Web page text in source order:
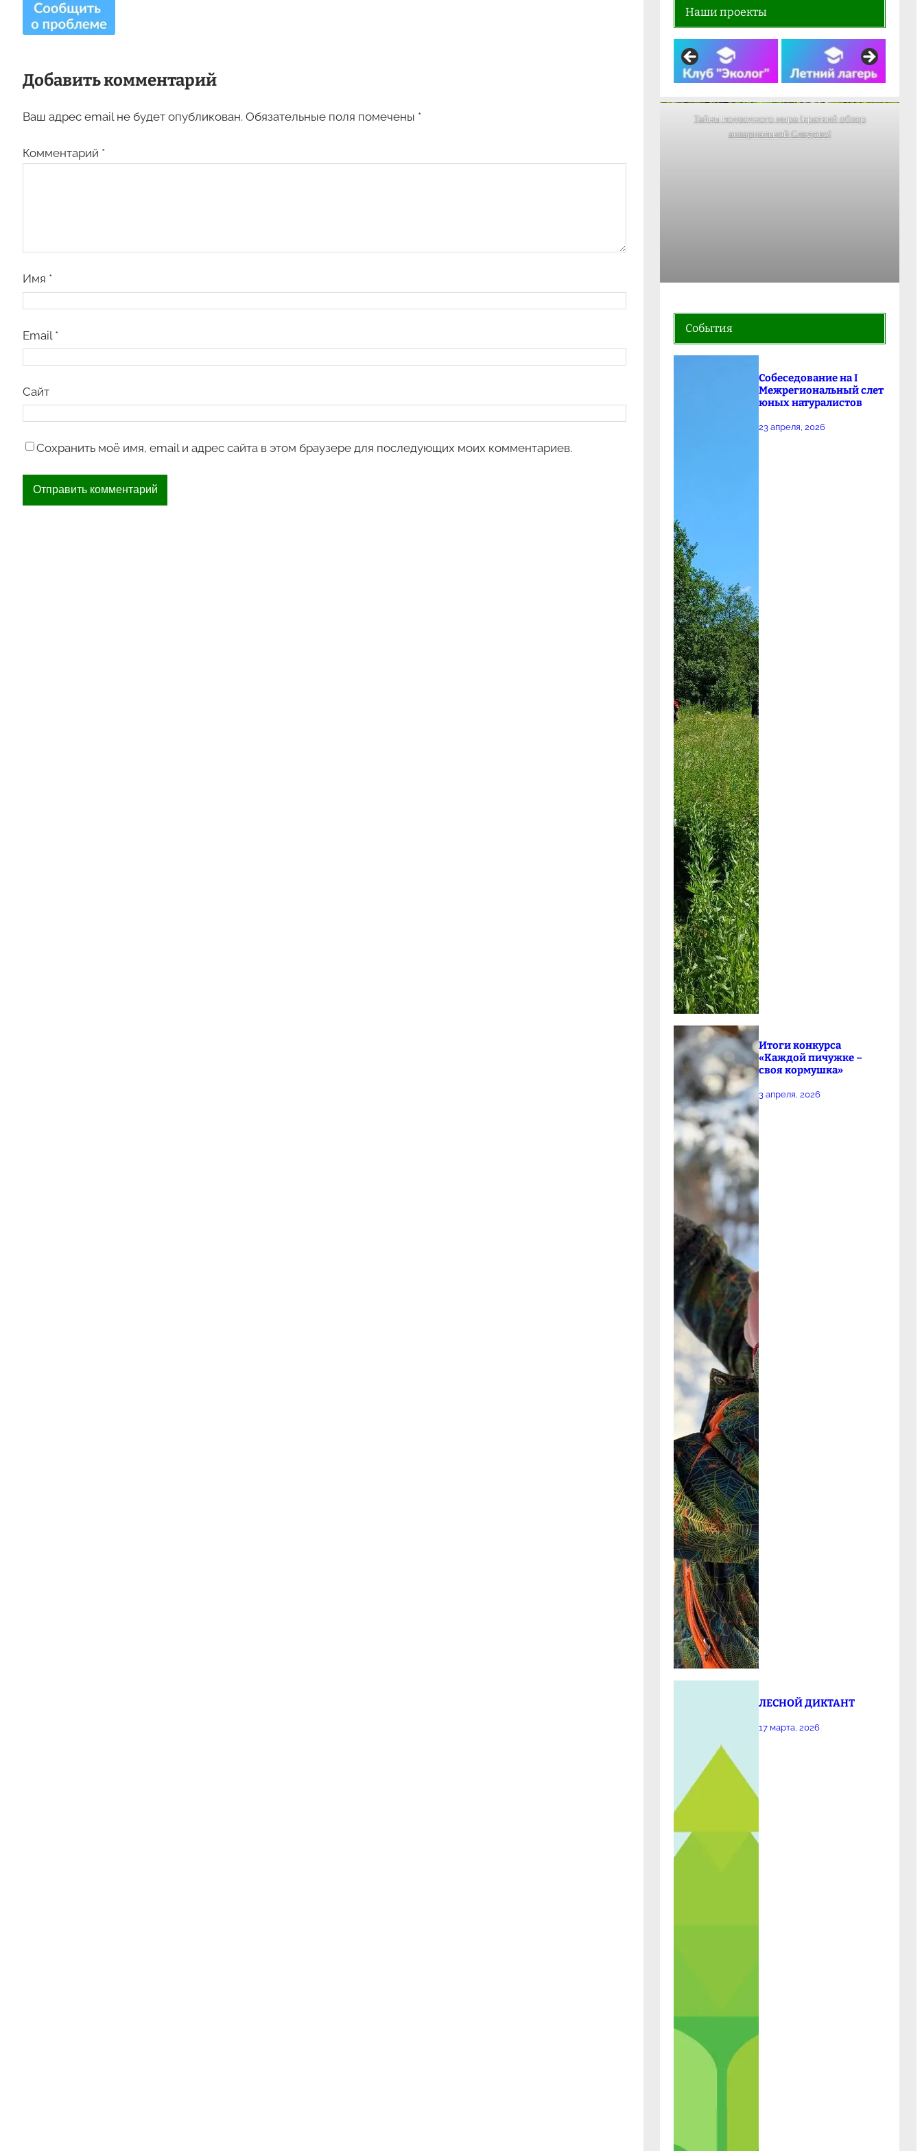
Добавить комментарий
Ваш адрес email не будет опубликован. Обязательные поля помечены *
Комментарий *
Имя *
Email *
Сайт
Сохранить моё имя, email и адрес сайта в этом браузере для последующих моих комментариев.
Наши проекты
Тайны подводного мира (краткий обзор
аквариальной Следово)
События
Собеседование на I
Межрегиональный слет
юных натуралистов
23 апреля, 2026
Итоги конкурса
«Каждой пичужке –
своя кормушка»
3 апреля, 2026
ЛЕСНОЙ ДИКТАНТ
17 марта, 2026